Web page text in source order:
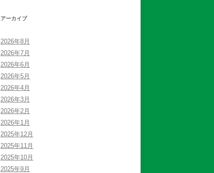
アーカイブ
2026年8月
2026年7月
2026年6月
2026年5月
2026年4月
2026年3月
2026年2月
2026年1月
2025年12月
2025年11月
2025年10月
2025年9月